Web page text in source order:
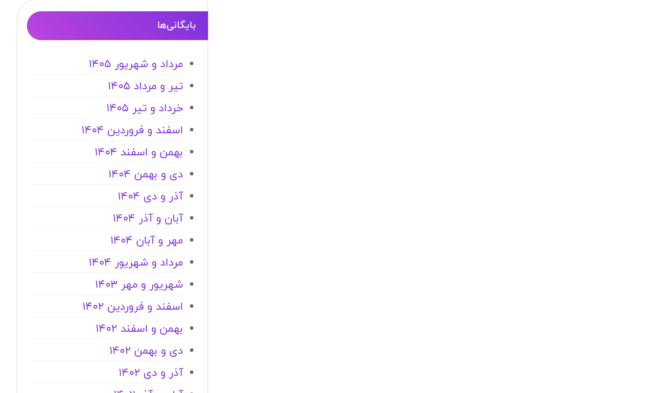
بایگانی‌ها
مرداد و شهریور ۱۴۰۵
تیر و مرداد ۱۴۰۵
خرداد و تیر ۱۴۰۵
اسفند و فروردین ۱۴۰۴
بهمن و اسفند ۱۴۰۴
دی و بهمن ۱۴۰۴
آذر و دی ۱۴۰۴
آبان و آذر ۱۴۰۴
مهر و آبان ۱۴۰۴
مرداد و شهریور ۱۴۰۴
شهریور و مهر ۱۴۰۳
اسفند و فروردین ۱۴۰۲
بهمن و اسفند ۱۴۰۲
دی و بهمن ۱۴۰۲
آذر و دی ۱۴۰۲